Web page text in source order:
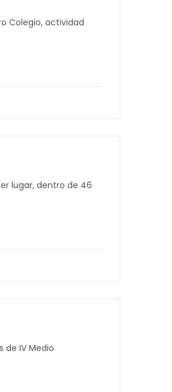
Colegio, actividad
lugar, dentro de 46
de IV Medio